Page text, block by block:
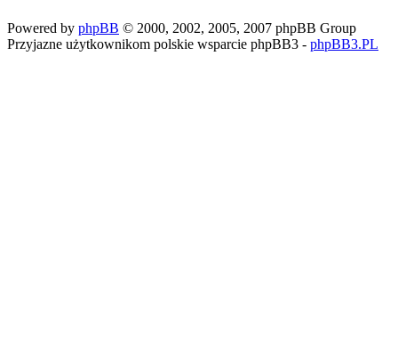
Powered by phpBB © 2000, 2002, 2005, 2007 phpBB Group
Przyjazne użytkownikom polskie wsparcie phpBB3 - phpBB3.PL